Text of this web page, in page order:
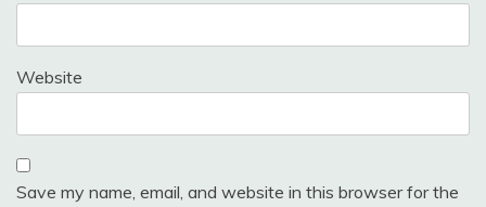
Website
Save my name, email, and website in this browser for the